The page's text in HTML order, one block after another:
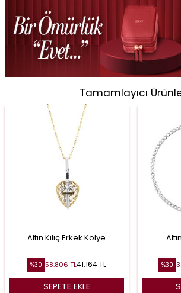
Tamamlayıcı
Altın Kılıç Erkek Kolye
%30 58.806TL41.164TL
SEPETE EKLE
%30